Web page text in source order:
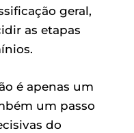
geral,
as etapas
é apenas um
um passo
do